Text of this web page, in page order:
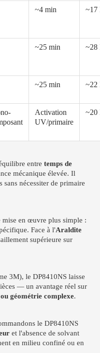
~4 min ~17
~25 min ~28
~25 min ~22
Activation
UV/primaire
~20
entre temps de
mécanique élevée. Il
nécessiter de primaire
en œuvre plus simple :
Face à l'Araldite
supérieure sur
3M), le DP8410NS laisse
— un avantage réel sur
géométrie complexe.
le DP8410NS
et l'absence de solvant
en milieu confiné ou en